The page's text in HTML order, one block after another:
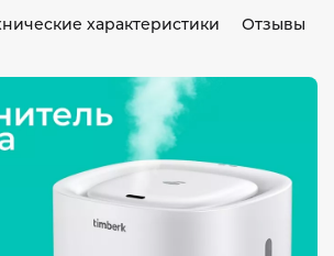
характеристики Отзывы